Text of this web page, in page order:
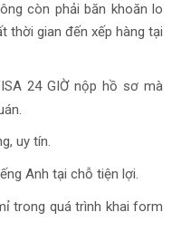
còn phải băn khoăn lo
thời gian đến xếp hàng tại
24 GIỜ nộp hồ sơ mà
uy tín.
Anh tại chỗ tiện lợi.
trong quá trình khai form